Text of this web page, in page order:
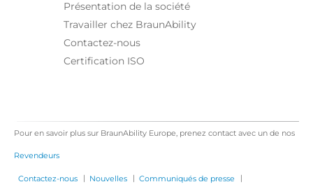
Présentation de la société
Travailler chez BraunAbility
Contactez-nous
Certification ISO
Pour en savoir plus sur BraunAbility Europe, prenez contact avec un de nos
Revendeurs
Contactez-nous | Nouvelles | Communiqués de presse |